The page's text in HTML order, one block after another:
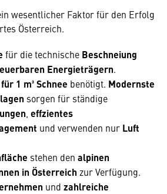
wesentlicher Faktor für den Erfolg
Österreich.
für die technische Beschneiung
Energieträgern.
für 1 m³ Schnee benötigt. Modernste
sorgen für ständige
effzientes
und verwenden nur Luft
stehen den alpinen
in Österreich zur Verfügung.
und zahlreiche